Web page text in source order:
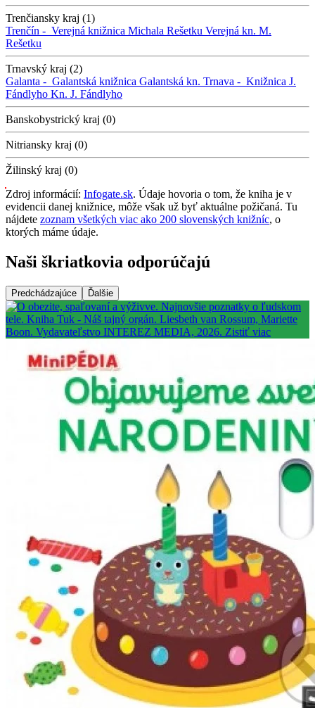
Trenčiansky kraj (1)
Trenčín - Verejná knižnica Michala Rešetku Verejná kn. M.
Rešetku
Trnavský kraj (2)
Galanta - Galantská knižnica Galantská kn. Trnava - Knižnica J.
Fándlyho Kn. J. Fándlyho
Banskobystrický kraj (0)
Nitriansky kraj (0)
Žilinský kraj (0)
Zdroj informácií: Infogate.sk. Údaje hovoria o tom, že kniha je v
evidencii danej knižnice, môže však už byť aktuálne požičaná. Tu
nájdete zoznam všetkých viac ako 200 slovenských knižníc, o
ktorých máme údaje.
Naši škriatkovia odporúčajú
Predchádzajúce Ďalšie